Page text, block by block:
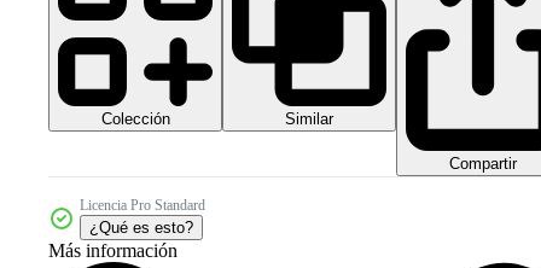
Colección Similar
Compartir
Licencia Pro Standard
¿Qué es esto?
Más información